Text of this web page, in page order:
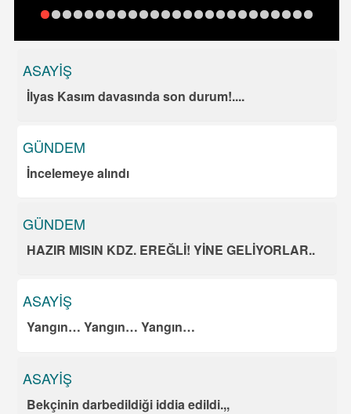
ASAYİŞ
İlyas Kasım davasında son durum!....
GÜNDEM
İncelemeye alındı
GÜNDEM
HAZIR MISIN KDZ. EREĞLİ! YİNE GELİYORLAR..
ASAYİŞ
Yangın… Yangın… Yangın…
ASAYİŞ
Bekçinin darbedildiği iddia edildi.,,